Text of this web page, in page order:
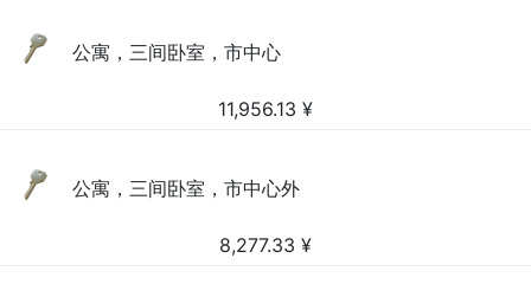
公寓，三间卧室，市中心
11,956.13 ¥
公寓，三间卧室，市中心外
8,277.33 ¥